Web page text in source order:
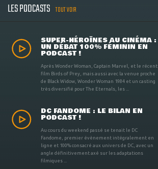
LES PODCASTS TOUT VOIR
SUPER-HÉROÏNES AU CINÉMA :
UN DÉBAT 100% FÉMININ EN
PODCAST !
Après Wonder Woman, Captain Marvel, et le récent
film Birds of Prey, mais aussi avec la venue proche
de Black Widow, Wonder Woman 1984 et un casting
très diversifié pour The Eternals, les ...
DC FANDOME : LE BILAN EN
PODCAST !
Au cours du weekend passé se tenait le DC
Fandome, premier évènement intégralement en
ligne et 100% consacré aux univers de DC, avec un
angle définitivement axé sur les adaptations
filmiques ...